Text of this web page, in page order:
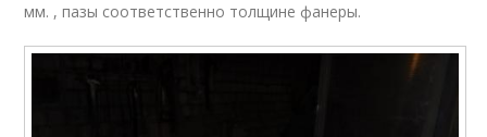
мм. , пазы соответственно толщине фанеры.